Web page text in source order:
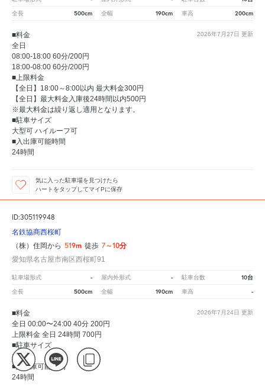
全長 500cm 全幅 190cm 車高 200cm
2026年7月27日 更新
■料金
全日
08:00-18:00 60分/200円
18:00-08:00 60分/200円
■上限料金
【全日】18:00～8:00以内 最大料金300円
【全日】最大料金入庫後24時間以内500円
※最大料金は繰り返し適用となります。
■駐車サイズ
大型可 ハイルーフ可
■入出庫可能時間
24時間
気に入った駐車場を見つけたら
ハートをタップしてマイPに保存
ID:305119948
名鉄協商西桜町
（株）住岡から 519m 徒歩 7～10分
愛知県名古屋市南区西桜町91
駐車場形式 - 屋内外形式 - 駐車台数 10台
全長 500cm 全幅 190cm 車高 -
2026年7月24日 更新
■料金
全日 00:00〜24:00 40分 200円
上限料金 全日 24時間 700円
■駐車サイズ
大型可
■入出庫可能時間
24時間